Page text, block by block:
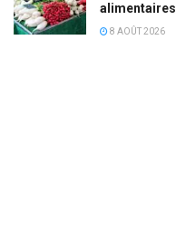
alimentaires
8 AOÛT 2026